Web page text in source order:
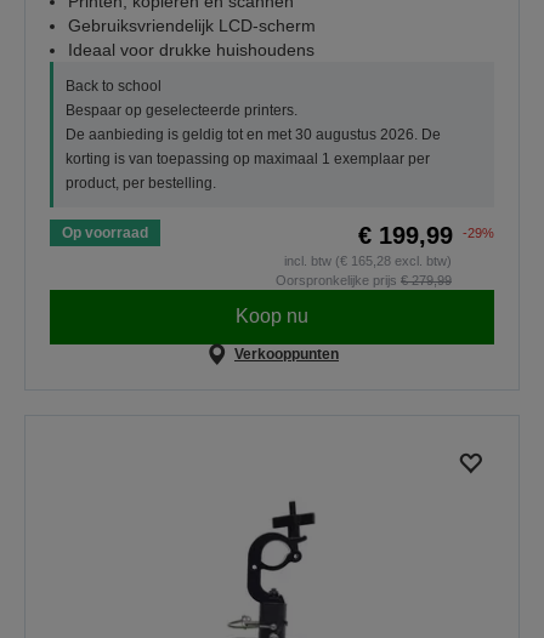
Gebruiksvriendelijk LCD-scherm
Ideaal voor drukke huishoudens
Back to school
Bespaar op geselecteerde printers.
De aanbieding is geldig tot en met 30 augustus 2026. De
korting is van toepassing op maximaal 1 exemplaar per
product, per bestelling.
Op voorraad € 199,99
-29%
incl. btw (€ 165,28 excl. btw)
Oorspronkelijke prijs € 279,99
Koop nu
Verkooppunten